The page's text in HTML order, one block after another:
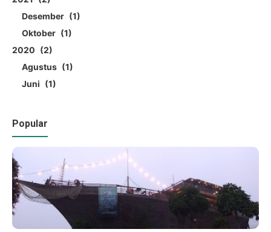
Desember
1
Oktober
1
2020
2
Agustus
1
Juni
1
Popular